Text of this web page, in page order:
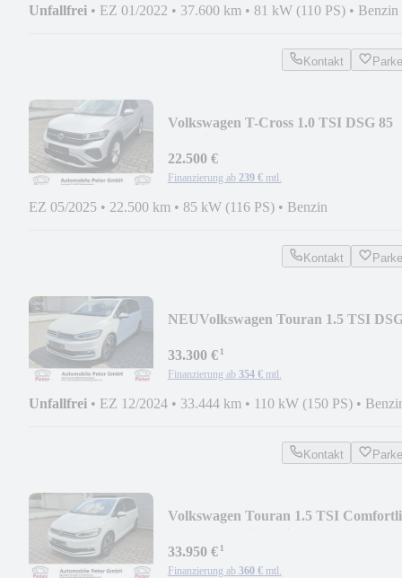
Unfallfrei • EZ 01/2022 • 37.600 km • 81 kW (110 PS) • Benzin
Kontakt
Volkswagen T-Cross 1.0 TSI DSG 85
22.500 €
Finanzierung ab 239 € mtl.
EZ 05/2025 • 22.500 km • 85 kW (116 PS) • Benzin
Kontakt
NEUVolkswagen Touran 1.5 TSI
33.300 €¹
Finanzierung ab 354 € mtl.
Unfallfrei • EZ 12/2024 • 33.444 km • 110 kW (150 PS) •
Kontakt
Volkswagen Touran 1.5 TSI
33.950 €¹
Finanzierung ab 360 € mtl.